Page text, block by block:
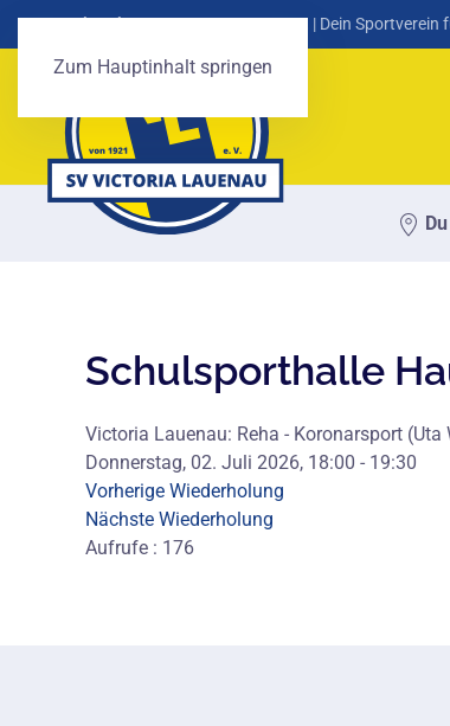
Zum Hauptinhalt springen
SV Victoria Lauenau von 1921 e. V. | Dein Sportverein
Schulsporthalle
Victoria Lauenau: Reha - Koronarsport (Uta
Donnerstag, 02. Juli 2026, 18:00 - 19:30
Vorherige Wiederholung
Nächste Wiederholung
Aufrufe : 176